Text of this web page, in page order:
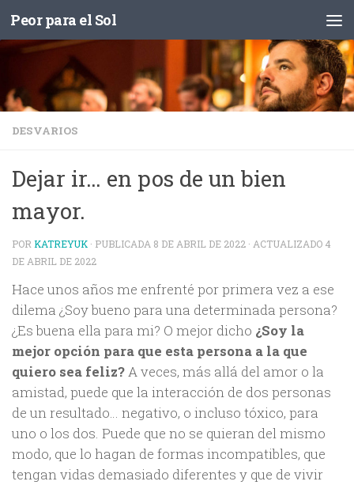
Saltar al contenido
Peor para el Sol
DESVARIOS
Dejar ir… en pos de un bien
mayor.
POR KATREYUK · PUBLICADA 8 DE ABRIL DE 2022 · ACTUALIZADO 4
DE ABRIL DE 2022
Hace unos años me enfrenté por primera vez a ese
dilema ¿Soy bueno para una determinada persona?
¿Es buena ella para mi? O mejor dicho ¿Soy la
mejor opción para que esta persona a la que
quiero sea feliz?A veces, más allá del amor o la
amistad, puede que la interacción de dos personas
de un resultado… negativo, o incluso tóxico, para
uno o los dos. Puede que no se quieran del mismo
modo, que lo hagan de formas incompatibles, que
tengan vidas demasiado diferentes y que de vivir